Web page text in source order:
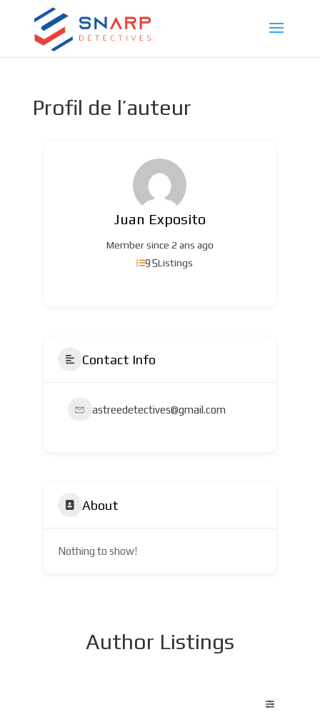
Profil de l’auteur
Juan Exposito
Member since 2 ans ago
95Listings
Contact Info
astreedetectives@gmail.com
About
Nothing to show!
Author Listings